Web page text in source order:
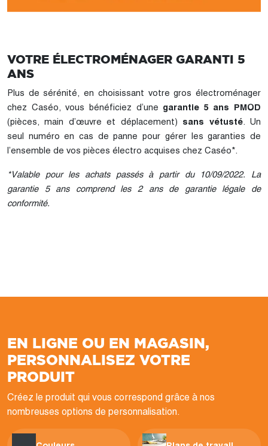
VOTRE ÉLECTROMÉNAGER GARANTI 5
ANS
Plus de sérénité, en choisissant votre gros électroménager
chez Caséo, vous bénéficiez d’une garantie 5 ans PMOD
(pièces, main d’œuvre et déplacement) sans vétusté. Un
seul numéro en cas de panne pour gérer les garanties de
l’ensemble de vos pièces électro acquises chez Caséo*.
*Valable pour les achats passés à partir du 10/09/2022. La
garantie 5 ans comprend les 2 ans de garantie légale de
conformité.
EN LIGNE OU EN MAGASIN,
PERSONNALISEZ VOTRE
PRODUIT
Créez le produit qui vous correspond grâce à nos
nombreuses options de personnalisation.